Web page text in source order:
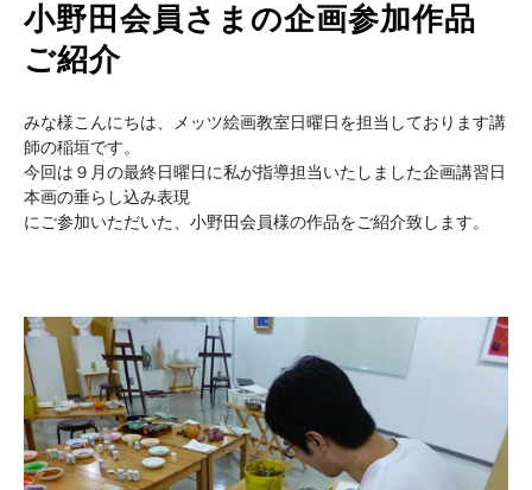
小野田会員さまの企画参加作品
ご紹介
みな様こんにちは、メッツ絵画教室日曜日を担当しております講
師の稲垣です。
今回は９月の最終日曜日に私が指導担当いたしました企画講習日
本画の垂らし込み表現
にご参加いただいた、小野田会員様の作品をご紹介致します。